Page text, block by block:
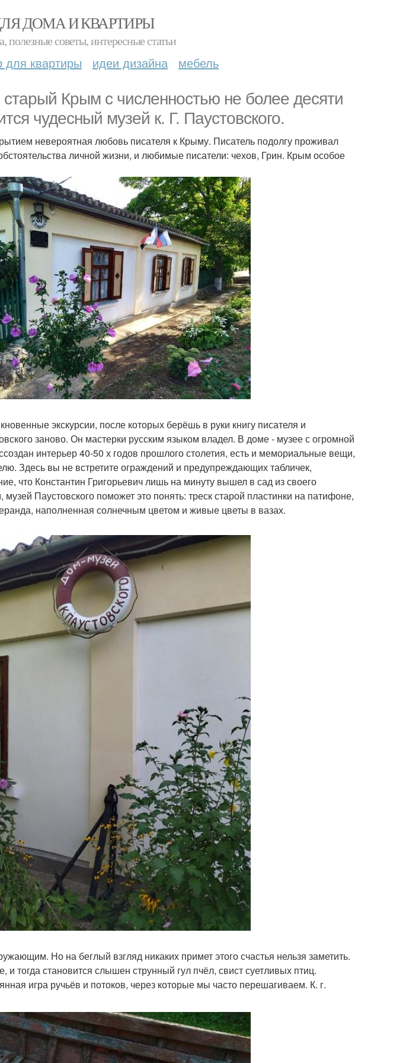
ДОМА И КВАРТИРЫ
полезные советы, интересные статьи
для квартиры идеи дизайна мебель
Крым с численностью не более десяти
чудесный музей к. Г. Паустовского.
невероятная любовь писателя к Крыму. Писатель подолгу проживал
личной жизни, и любимые писатели: чехов, Грин. Крым особое
экскурсии, после которых берёшь в руки книгу писателя и
заново. Он мастерки русским языком владел. В доме - музее с огромной
интерьер 40-50 х годов прошлого столетия, есть и мемориальные вещи,
Здесь вы не встретите ограждений и предупреждающих табличек,
что Константин Григорьевич лишь на минуту вышел в сад из своего
Паустовского поможет это понять: треск старой пластинки на патифоне,
наполненная солнечным цветом и живые цветы в вазах.
Но на беглый взгляд никаких примет этого счастья нельзя заметить.
и тогда становится слышен струнный гул пчёл, свист суетливых птиц.
игра ручьёв и потоков, через которые мы часто перешагиваем. К. г.